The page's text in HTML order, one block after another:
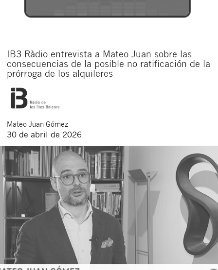
IB3 Ràdio entrevista a Mateo Juan sobre las
consecuencias de la posible no ratificación de la
prórroga de los alquileres
Mateo Juan Gómez
30 de abril de 2026